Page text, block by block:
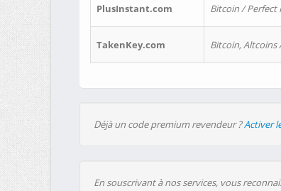
PlusInstant.com Bitcoin / Perfect
TakenKey.com Bitcoin, Altcoins
Déjà un code premium revendeur ?Activer
En souscrivant à nos services, vous